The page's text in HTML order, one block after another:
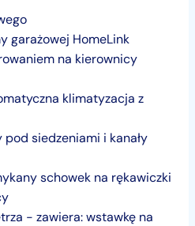
garażowej HomeLink
na kierownicy
klimatyzacja z
pod siedzeniami i kanały
schowek na rękawiczki
- zawiera: wstawkę na